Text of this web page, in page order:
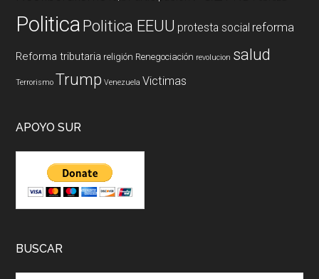
PoliticaPolitica EEUU protesta social reforma
Reforma tributaria religión Renegociación revolucion salud
Terrorismo Trump Venezuela Victimas
APOYO SUR
BUSCAR